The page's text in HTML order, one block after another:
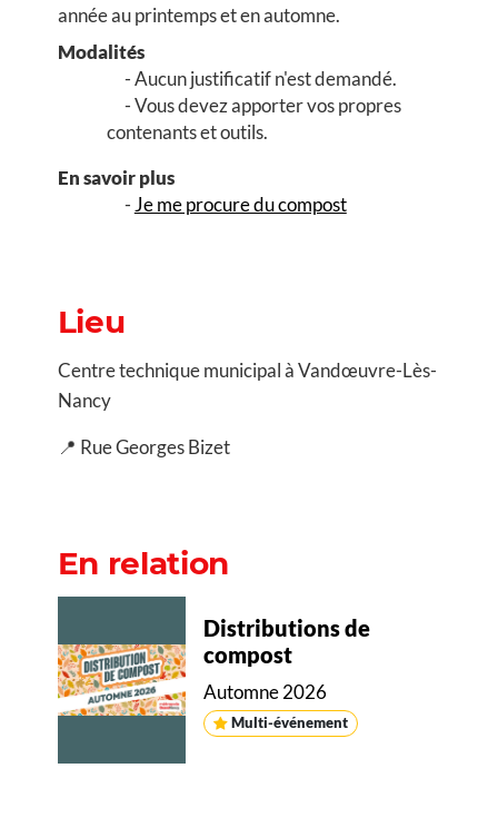
année au printemps et en automne.
Modalités
Aucun justificatif n'est demandé.
Vous devez apporter vos propres
contenants et outils.
En savoir plus
Je me procure du compost
Lieu
Centre technique municipal à Vandœuvre-Lès-
Nancy
📍 Rue Georges Bizet
En relation
Distributions de
compost
Automne 2026
Multi-événement